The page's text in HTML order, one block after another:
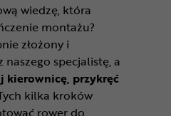
wiedzę, która
montażu?
złożony i
specjalistę, a
kierownicę, przykręć
kilka kroków
rower do